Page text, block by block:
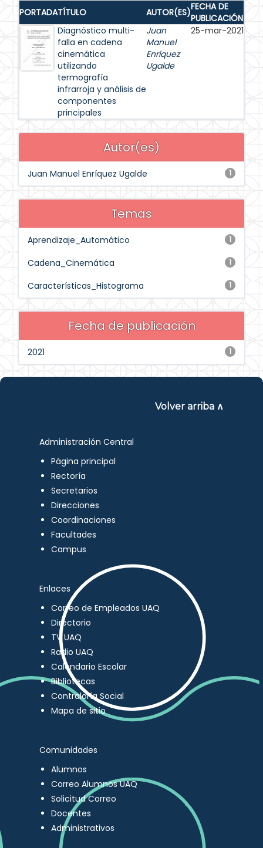
PORTADATÍTULO AUTOR(ES)FECHA DE
PUBLICACIÓN
Diagnóstico multi-
falla en cadena
cinemática
utilizando
termografía
infrarroja y análisis de
componentes
principales
Juan
Manuel
Enríquez
Ugalde
25-mar-2021
Autor(es)
1
Juan Manuel Enríquez Ugalde
Temas
1
Aprendizaje_Automático
1
Cadena_Cinemática
1
Características_Histograma
Fecha de publicación
1
2021
Volver arriba ∧
Administración Central
Página principal
Rectoría
Secretarios
Direcciones
Coordinaciones
Facultades
Campus
Enlaces
Correo de Empleados UAQ
Directorio
TV UAQ
Radio UAQ
Calendario Escolar
Bibliotecas
Contraloría Social
Mapa de sitio
Comunidades
Alumnos
Correo Alumnos UAQ
Solicitud Correo
Docentes
Administrativos